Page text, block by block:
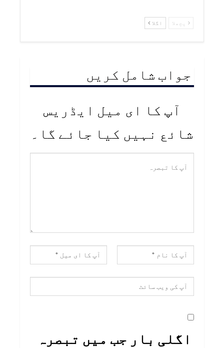
پچھلا اگلا
جواب شامل کریں
آپ کا ای میل ایڈریس
شائع نہیں کیا جائے گا۔
اگلی بار جب میں تبصرہ